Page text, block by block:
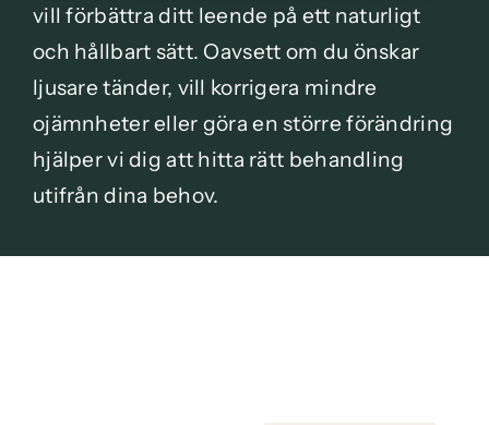
vill förbättra ditt leende på ett naturligt
och hållbart sätt. Oavsett om du önskar
ljusare tänder, vill korrigera mindre
ojämnheter eller göra en större förändring
hjälper vi dig att hitta rätt behandling
utifrån dina behov.